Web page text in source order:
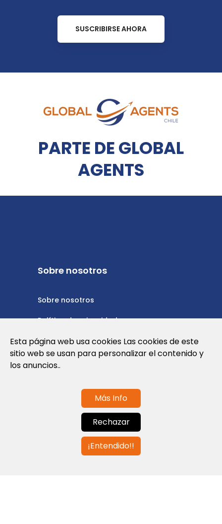
SUSCRIBIRSE AHORA
PARTE DE GLOBAL
AGENTS
Sobre nosotros
Sobre nosotros
Política de privacidad
Política de cookies
Nota Legal y Condiciones de Uso de la
Contáctanos
info@globalagents.net
Esta página web usa cookies Las cookies de este
sitio web se usan para personalizar el contenido y
los anuncios..
Más Info
Rechazar
¡Entendido!!